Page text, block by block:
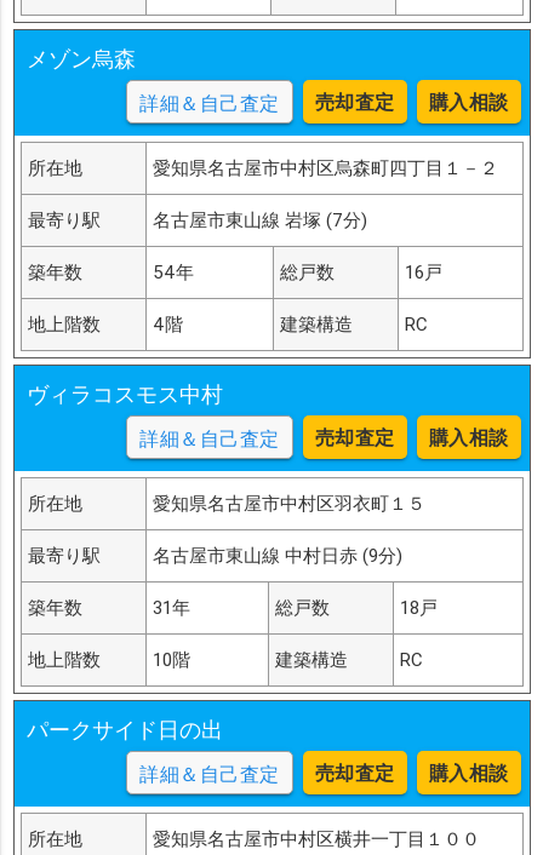
メゾン烏森
詳細＆自己査定 売却査定 購入相談
所在地 愛知県名古屋市中村区烏森町四丁目１－２
最寄り駅 名古屋市東山線 岩塚 (7分)
築年数 54年 総戸数 16戸
地上階数 4階 建築構造 RC
ヴィラコスモス中村
詳細＆自己査定 売却査定 購入相談
所在地 愛知県名古屋市中村区羽衣町１５
最寄り駅 名古屋市東山線 中村日赤 (9分)
築年数 31年 総戸数 18戸
地上階数 10階 建築構造 RC
パークサイド日の出
詳細＆自己査定 売却査定 購入相談
所在地 愛知県名古屋市中村区横井一丁目１００